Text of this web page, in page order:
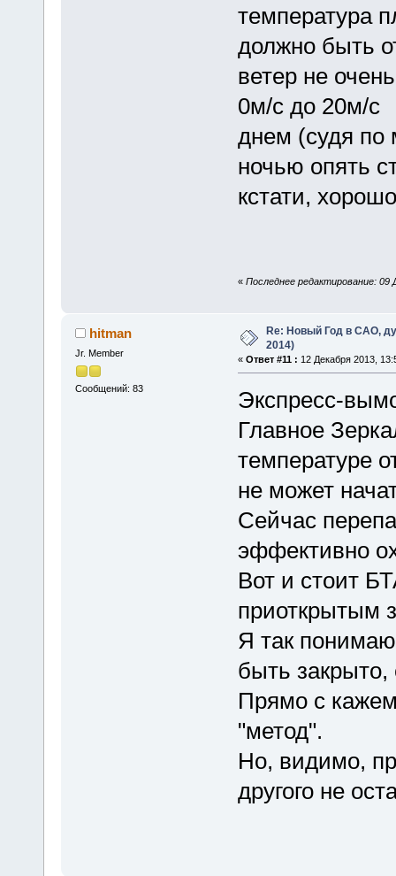
температура
должно быть
ветер не
0м/с до 20м/с
днем (судя по
ночью опять
кстати,
« Последнее редактирование: 09
hitman
Jr. Member
Сообщений: 83
Re: Новый Год в САО,
2014)
« Ответ #11 : 12 Декабря 2013,
Экспресс-
Главное
температуре
не может
Сейчас
эффективно
Вот и стоит
приоткрытым
Я так
быть
Прямо с
"метод".
Но, видимо,
другого не